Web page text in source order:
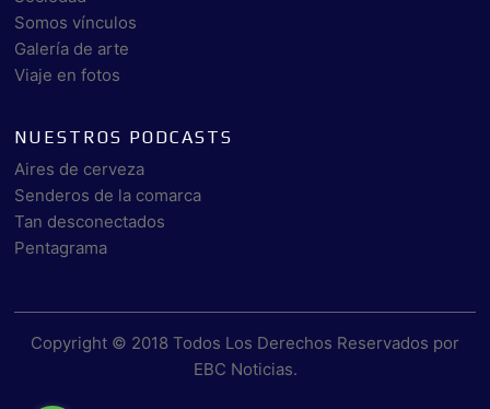
Somos vínculos
Galería de arte
Viaje en fotos
NUESTROS PODCASTS
Aires de cerveza
Senderos de la comarca
Tan desconectados
Pentagrama
Copyright © 2018 Todos Los Derechos Reservados por
EBC Noticias.